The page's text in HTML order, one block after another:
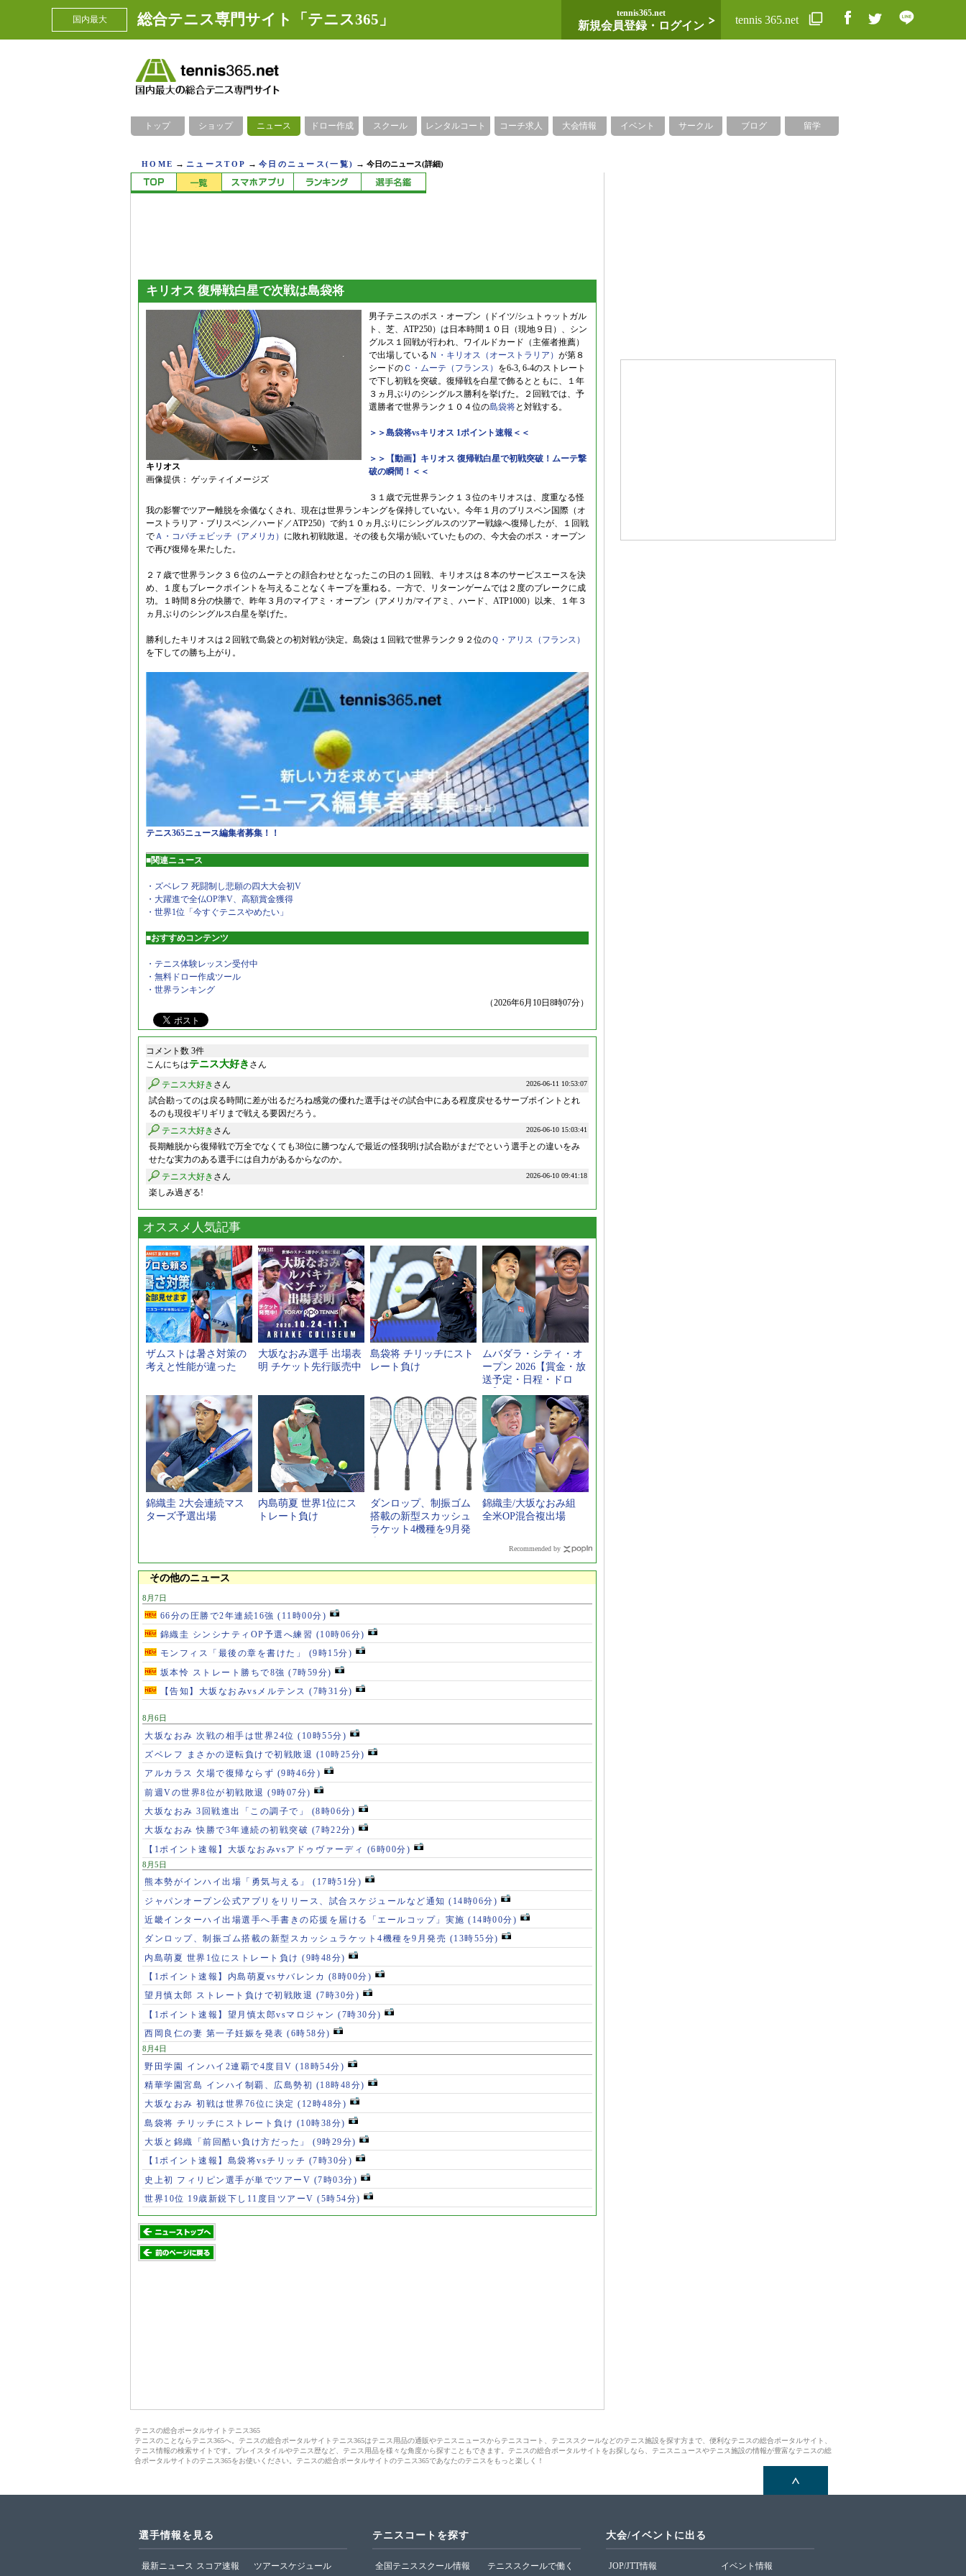
国内最大 総合テニス専門サイト「テニス365」 tennis365.net
新規会員登録・ログイン tennis 365.net
トップ ショップ ニュース ドロー作成 スクール レンタルコート コーチ求人 大会情報 イベント サークル ブログ 留学
HOME → ニュースTOP →今日のニュース(一覧) →今日のニュース(詳細)
キリオス 復帰戦白星で次戦は島袋将
キリオス
画像提供： ゲッティイメージズ
男子テニスのボス・オープン（ドイツ/シュトゥットガル
ト、芝、ATP250）は日本時間１０日（現地９日）、シン
グルス１回戦が行われ、ワイルドカード（主催者推薦）
で出場している Ｎ・キリオス（オーストラリア） が第８
シードのＣ・ムーテ（フランス） を6-3, 6-4のストレート
で下し初戦を突破。復帰戦を白星で飾るとともに、１年
３ヵ月ぶりのシングルス勝利を挙げた。２回戦では、予
選勝者で世界ランク１０４位の島袋将と対戦する。
＞＞島袋将vsキリオス 1ポイント速報＜＜
＞＞【動画】キリオス 復帰戦白星で初戦突破！ムーテ撃
破の瞬間！＜＜
３１歳で元世界ランク１３位のキリオスは、度重なる怪
我の影響でツアー離脱を余儀なくされ、現在は世界ランキングを保持していない。今年１月のブリスベン国際（オ
ーストラリア・ブリスベン／ハード／ATP250）で約１０ヵ月ぶりにシングルスのツアー戦線へ復帰したが、１回戦
でＡ・コバチェビッチ（アメリカ） に敗れ初戦敗退。その後も欠場が続いていたものの、今大会のボス・オープン
で再び復帰を果たした。
２７歳で世界ランク３６位のムーテとの顔合わせとなったこの日の１回戦、キリオスは８本のサービスエースを決
め、１度もブレークポイントを与えることなくキープを重ねる。一方で、リターンゲームでは２度のブレークに成
功。１時間８分の快勝で、昨年３月のマイアミ・オープン（アメリカ/マイアミ、ハード、ATP1000）以来、１年３
ヵ月ぶりのシングルス白星を挙げた。
勝利したキリオスは２回戦で島袋との初対戦が決定。島袋は１回戦で世界ランク９２位のＱ・アリス（フランス）
を下しての勝ち上がり。
テニス365ニュース編集者募集！！
■関連ニュース
・ズベレフ 死闘制し悲願の四大大会初V
・大躍進で全仏OP準V、高額賞金獲得
・世界1位「今すぐテニスやめたい」
■おすすめコンテンツ
・テニス体験レッスン受付中
・無料ドロー作成ツール
・世界ランキング
（2026年6月10日8時07分）
コメント数 3件
こんにちはテニス大好き さん
2026-06-11 10:53:07
テニス大好き さん
試合勘ってのは戻る時間に差が出るだろね感覚の優れた選手はその試合中にある程度戻せるサーブポイントとれ
るのも現役ギリギリまで戦える要因だろう。
2026-06-10 15:03:41
テニス大好き さん
長期離脱から復帰戦で万全でなくても38位に勝つなんで最近の怪我明け試合勘がまだでという選手との違いをみ
せたな実力のある選手には自力があるからなのか。
2026-06-10 09:41:18
テニス大好き さん
楽しみ過ぎる!
オススメ人気記事
ザムストは暑さ対策の
考えと性能が違った
大坂なおみ選手 出場表
明 チケット先行販売中
島袋将 チリッチにスト
レート負け
ムバダラ・シティ・オ
ープン 2026【賞金・放
送予定・日程・ドロ
ー】
錦織圭 2大会連続マス
ターズ予選出場
内島萌夏 世界1位にス
トレート負け
ダンロップ、制振ゴム
搭載の新型スカッシュ
ラケット4機種を9月発
錦織圭/大坂なおみ組
全米OP混合複出場
Recommended by
その他のニュース
8月7日
66分の圧勝で2年連続16強 (11時00分)
錦織圭 シンシナティOP予選へ練習 (10時06分)
モンフィス「最後の章を書けた」 (9時15分)
坂本怜 ストレート勝ちで8強 (7時59分)
【告知】大坂なおみvsメルテンス (7時31分)
8月6日
大坂なおみ 次戦の相手は世界24位 (10時55分)
ズベレフ まさかの逆転負けで初戦敗退 (10時25分)
アルカラス 欠場で復帰ならず (9時46分)
前週Vの世界8位が初戦敗退 (9時07分)
大坂なおみ 3回戦進出「この調子で」 (8時06分)
大坂なおみ 快勝で3年連続の初戦突破 (7時22分)
【1ポイント速報】大坂なおみvsアドゥヴァーディ (6時00分)
8月5日
熊本勢がインハイ出場「勇気与える」 (17時51分)
ジャパンオープン公式アプリをリリース、試合スケジュールなど通知 (14時06分)
近畿インターハイ出場選手へ手書きの応援を届ける「エールコップ」実施 (14時00分)
ダンロップ、制振ゴム搭載の新型スカッシュラケット4機種を9月発売 (13時55分)
内島萌夏 世界1位にストレート負け (9時48分)
【1ポイント速報】内島萌夏vsサバレンカ (8時00分)
望月慎太郎 ストレート負けで初戦敗退 (7時30分)
【1ポイント速報】望月慎太郎vsマロジャン (7時30分)
西岡良仁の妻 第一子妊娠を発表 (6時58分)
8月4日
野田学園 インハイ2連覇で4度目V (18時54分)
精華学園宮島 インハイ制覇、広島勢初 (18時48分)
大坂なおみ 初戦は世界76位に決定 (12時48分)
島袋将 チリッチにストレート負け (10時38分)
大坂と錦織「前回酷い負け方だった」 (9時29分)
【1ポイント速報】島袋将vsチリッチ (7時30分)
史上初 フィリピン選手が単でツアーV (7時03分)
世界10位 19歳新鋭下し11度目ツアーV (5時54分)
テニスの総合ポータルサイトテニス365
テニスのことならテニス365へ。テニスの総合ポータルサイトテニス365はテニス用品の通販やテニスニュースからテニスコート、テニススクールなどのテニス施設を探す方まで、便利なテニスの総合ポータルサイト、
テニス情報の検索サイトです。プレイスタイルやテニス歴など、テニス用品を様々な角度から探すこともできます。テニスの総合ポータルサイトをお探しなら、テニスニュースやテニス施設の情報が豊富なテニスの総
合ポータルサイトのテニス365をお使いください。テニスの総合ポータルサイトのテニス365であなたのテニスをもっと楽しく！
選手情報を見る
最新ニュース スコア速報
ツアースケジュール
テニスコートを探す
全国テニススクール情報
テニススクールで働く
大会/イベントに出る
JOP/JTT情報 イベント情報